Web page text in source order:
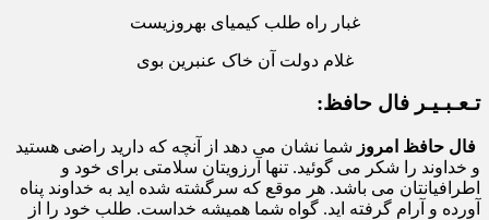
غبار راه طلب کیمیای بهروزیست
غلام دولت آن خاک عنبرین بوی
تـعـبـیـر فال حافظ:
فال حافظ امروز شما نشان می دهد از آنچه که دارید راضی هستید
و خداوند را شکر می گوئید. تنها آرزویتان سلامتی برای خود و
اطرافیانتان می باشد. هر موقع که سرگشته شده اید به خداوند پناه
آورده و آرام گرفته اید. گواه شما همیشه خداست. طلب خود را از